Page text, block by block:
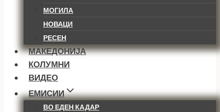
МОГИЛА
НОВАЦИ
РЕСЕН
МАКЕДОНИЈА
КОЛУМНИ
ВИДЕО
ЕМИСИИ
ВО ЕДЕН КАДАР